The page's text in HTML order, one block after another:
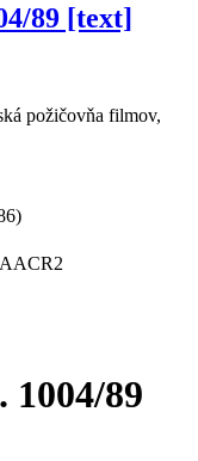
89 [text]
požičovňa filmov,
89